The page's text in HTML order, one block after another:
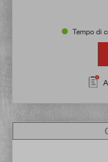
Tempo di